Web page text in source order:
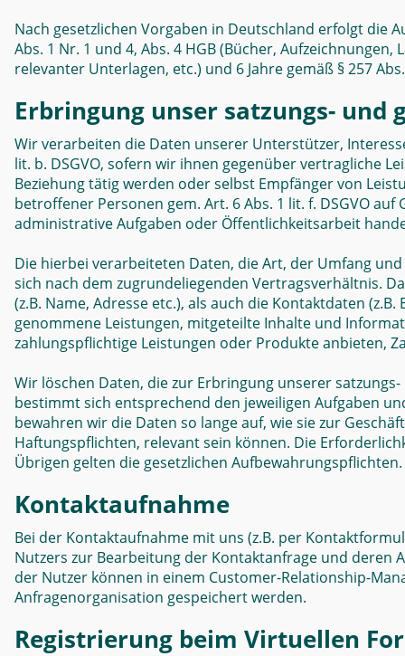
Nach gesetzlichen Vorgaben in Deutschland erfolgt die
Abs. 1 Nr. 1 und 4, Abs. 4 HGB (Bücher,
relevanter Unterlagen, etc.) und 6 Jahre gemäß § 257
Erbringung unser satzungs- und
Wir verarbeiten die Daten unserer Unterstützer,
lit. b. DSGVO, sofern wir ihnen gegenüber vertragliche
Beziehung tätig werden oder selbst Empfänger von
betroffener Personen gem. Art. 6 Abs. 1 lit. f. DSGVO
administrative Aufgaben oder Öffentlichkeitsarbeit
Die hierbei verarbeiteten Daten, die Art, der Umfang
sich nach dem zugrundeliegenden Vertragsverhältnis.
(z.B. Name, Adresse etc.), als auch die Kontaktdaten
genommene Leistungen, mitgeteilte Inhalte und
zahlungspflichtige Leistungen oder Produkte anbieten,
Wir löschen Daten, die zur Erbringung unserer
bestimmt sich entsprechend den jeweiligen Aufgaben
bewahren wir die Daten so lange auf, wie sie zur
Haftungspflichten, relevant sein können. Die
Übrigen gelten die gesetzlichen Aufbewahrungspflichten.
Kontaktaufnahme
Bei der Kontaktaufnahme mit uns (z.B. per
Nutzers zur Bearbeitung der Kontaktanfrage und deren
der Nutzer können in einem Customer-Relationship-
Anfragenorganisation gespeichert werden.
Registrierung beim Virtuellen